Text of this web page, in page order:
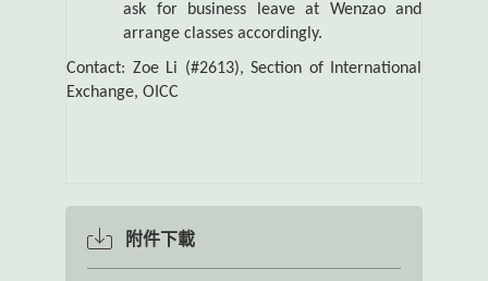
ask for business leave at Wenzao and
arrange classes accordingly.
Contact: Zoe Li (#2613), Section of International
Exchange, OICC
附件下載